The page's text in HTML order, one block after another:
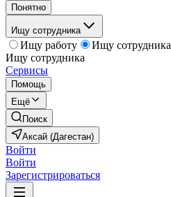
Понятно
Ищу сотрудника
Ищу работу
Ищу сотрудника
Ищу сотрудника
Сервисы
Помощь
Ещё
Поиск
Аксай (Дагестан)
Войти
Войти
Зарегистрироваться